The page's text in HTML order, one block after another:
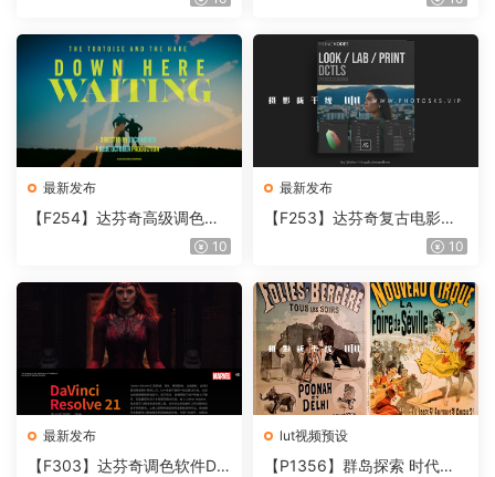
最新发布
【F254】达芬奇高级调色插
件 Contour V2.2.2 WinMac10
最新发布
【F253】达芬奇复古电影胶
片质感DCTL节点调色预设 M
T V4.0
10
最新发布
【F303】达芬奇调色软件Da
lut视频预设
【P1356】群岛探索 时代马